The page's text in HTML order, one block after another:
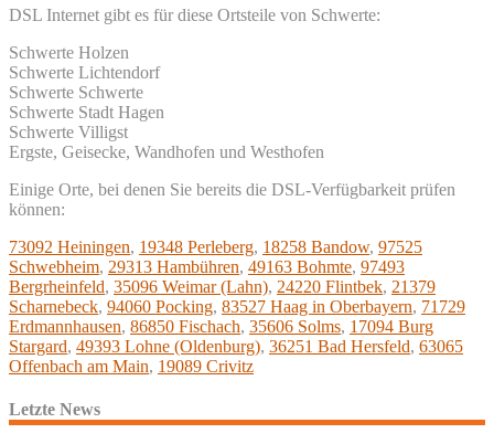
DSL Internet gibt es für diese Ortsteile von Schwerte:
Schwerte Holzen
Schwerte Lichtendorf
Schwerte Schwerte
Schwerte Stadt Hagen
Schwerte Villigst
Ergste, Geisecke, Wandhofen und Westhofen
Einige Orte, bei denen Sie bereits die DSL-Verfügbarkeit prüfen
können:
73092 Heiningen, 19348 Perleberg, 18258 Bandow, 97525
Schwebheim, 29313 Hambühren, 49163 Bohmte, 97493
Bergrheinfeld, 35096 Weimar (Lahn), 24220 Flintbek, 21379
Scharnebeck, 94060 Pocking, 83527 Haag in Oberbayern, 71729
Erdmannhausen, 86850 Fischach, 35606 Solms, 17094 Burg
Stargard, 49393 Lohne (Oldenburg), 36251 Bad Hersfeld, 63065
Offenbach am Main, 19089 Crivitz
Letzte News